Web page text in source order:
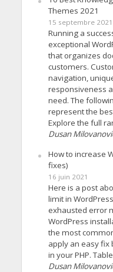
Themes 2021
15 septembre 2021
Running a
exceptional
that organizes
customers.
navigation,
responsiveness
need. The
represent the
Explore the full
Dusan
How to increase
fixes)
16 juin 2021
Here is a post
limit in
exhausted error
WordPress
the most
apply an easy
in your PHP.
Dusan